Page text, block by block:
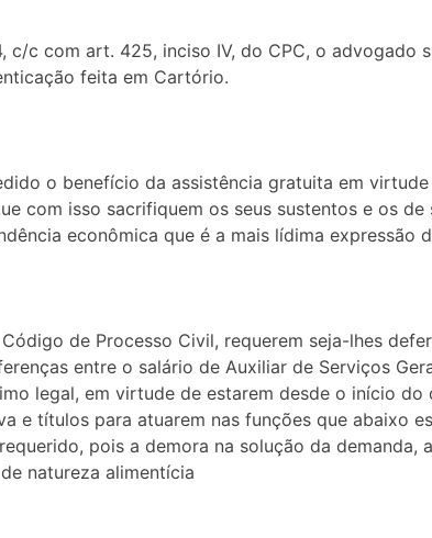
c/c com art. 425, inciso IV, do CPC, o advogado
feita em Cartório.
o benefício da assistência gratuita em
com isso sacrifiquem os seus sustentos e os
econômica que é a mais lídima expressão
de Processo Civil, requerem seja-lhes
entre o salário de Auxiliar de Serviços
legal, em virtude de estarem desde o início
e títulos para atuarem nas funções que abaixo
pois a demora na solução da demanda,
natureza alimentícia